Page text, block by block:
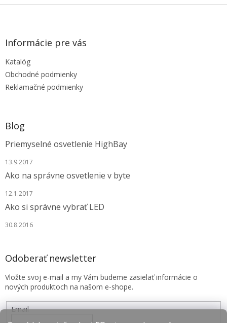
Z
Informácie pre vás
Katalóg
Obchodné podmienky
Reklamačné podmienky
Blog
Priemyselné osvetlenie HighBay
13.9.2017
Ako na správne osvetlenie v byte
12.1.2017
Ako si správne vybrať LED
30.8.2016
Odoberať newsletter
Vložte svoj e-mail a my Vám budeme zasielať informácie o
nových produktoch na našom e-shope.
Email